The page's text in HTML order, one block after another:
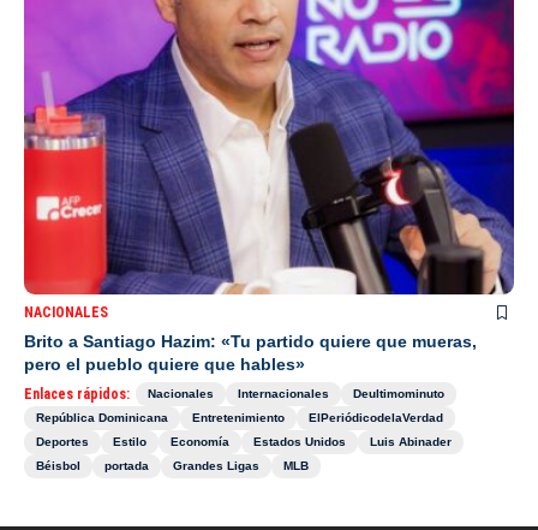
NACIONALES
Brito a Santiago Hazim: «Tu partido quiere que mueras,
pero el pueblo quiere que hables»
Enlaces rápidos: Nacionales Internacionales
Deultimominuto
República Dominicana
Entretenimiento
ElPeriódicodelaVerdad
Deportes
Estilo Economía Estados Unidos
Luis Abinader
Béisbol
portada Grandes Ligas MLB